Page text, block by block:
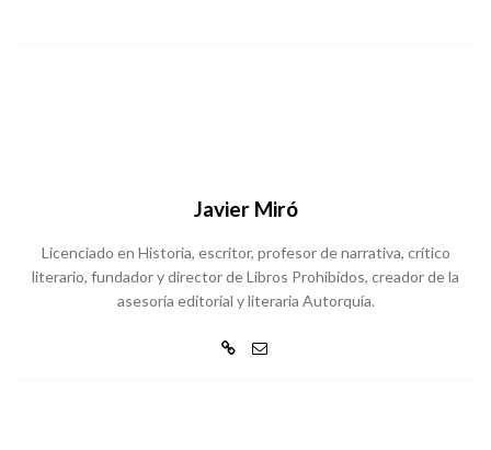
Javier Miró
Licenciado en Historia, escritor, profesor de narrativa, crítico
literario, fundador y director de Libros Prohibidos, creador de la
asesoría editorial y literaria Autorquía.